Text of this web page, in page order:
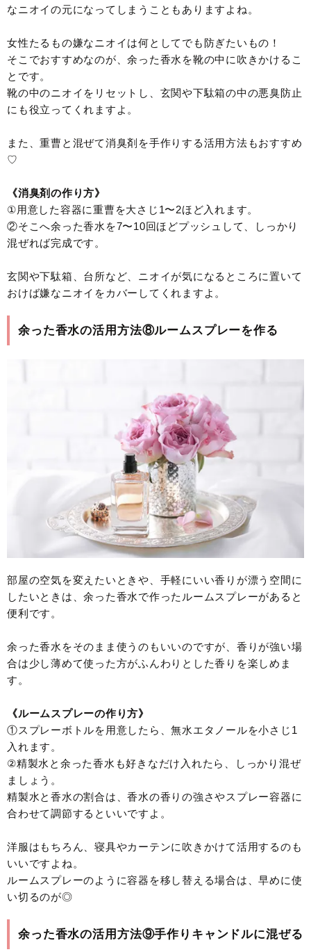
なニオイの元になってしまうこともありますよね。
女性たるもの嫌なニオイは何としてでも防ぎたいもの！
そこでおすすめなのが、余った香水を靴の中に吹きかけるこ
とです。
靴の中のニオイをリセットし、玄関や下駄箱の中の悪臭防止
にも役立ってくれますよ。
また、重曹と混ぜて消臭剤を手作りする活用方法もおすすめ
♡
《消臭剤の作り方》
①用意した容器に重曹を大さじ1〜2ほど入れます。
②そこへ余った香水を7〜10回ほどプッシュして、しっかり
混ぜれば完成です。
玄関や下駄箱、台所など、ニオイが気になるところに置いて
おけば嫌なニオイをカバーしてくれますよ。
余った香水の活用方法⑧ルームスプレーを作る
部屋の空気を変えたいときや、手軽にいい香りが漂う空間に
したいときは、余った香水で作ったルームスプレーがあると
便利です。
余った香水をそのまま使うのもいいのですが、香りが強い場
合は少し薄めて使った方がふんわりとした香りを楽しめま
す。
《ルームスプレーの作り方》
①スプレーボトルを用意したら、無水エタノールを小さじ1
入れます。
②精製水と余った香水も好きなだけ入れたら、しっかり混ぜ
ましょう。
精製水と香水の割合は、香水の香りの強さやスプレー容器に
合わせて調節するといいですよ。
洋服はもちろん、寝具やカーテンに吹きかけて活用するのも
いいですよね。
ルームスプレーのように容器を移し替える場合は、早めに使
い切るのが◎
余った香水の活用方法⑨手作りキャンドルに混ぜる